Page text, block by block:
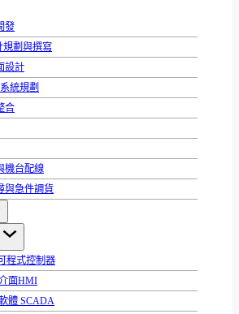
發
規劃與撰寫
設計
統規劃
合
機台配線
與急件調貨
程式控制器
面HMI
體 SCADA